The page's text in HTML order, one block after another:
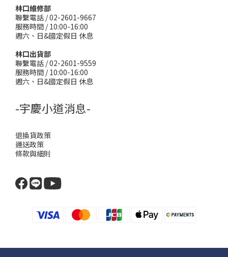
林口維修部
聯繫電話 / 02-2601-9667
服務時間 / 10:00-16:00
週六、日&國定假日 休息
林口出貨部
聯繫電話 / 02-2601-9559
服務時間 / 10:00-16:00
週六、日&國定假日 休息
-宇慶小道消息-
退換貨政策
運送政策
條款與細則